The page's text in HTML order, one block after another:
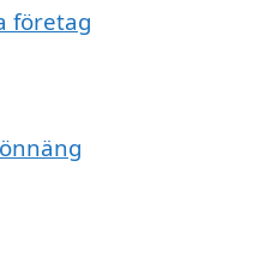
företag